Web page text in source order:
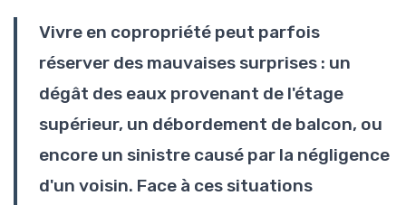
Vivre en copropriété peut parfois
réserver des mauvaises surprises : un
dégât des eaux provenant de l'étage
supérieur, un débordement de balcon, ou
encore un sinistre causé par la négligence
d'un voisin. Face à ces situations